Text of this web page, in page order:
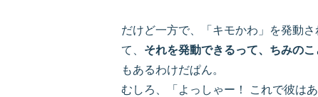
だけど一方で、「キモかわ」を発動
て、 それを発動できるって、ちみの
もあるわけだぱん。
むしろ、「よっしゃー！ これで彼は